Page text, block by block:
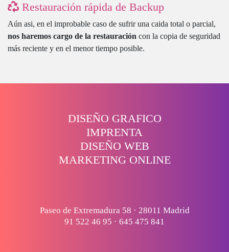
Restauración rápida de Backup
Aún asi, en el improbable caso de sufrir una caida total o parcial,
nos haremos cargo de la restauración con la copia de seguridad
más reciente y en el menor tiempo posible.
DISEÑO GRAFICO
IMPRENTA
DISEÑO WEB
MARKETING ONLINE
Paseo de Extremadura 58 · 28011 Madrid
91 522 46 95 · 645 475 841